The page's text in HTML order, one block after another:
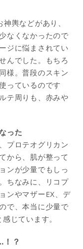
輿などがあり、
なくなかったので
ジに悩まされてい
んでした。もちろ
様。普段のスキン
っているのです
テ周りも、赤みや
った
プロテオグリカン
から、肌が整って
ンが少量でもしっ
ちなみに、リコプ
ンやマザーEX、デ
で、本当に少量で
じています。
？